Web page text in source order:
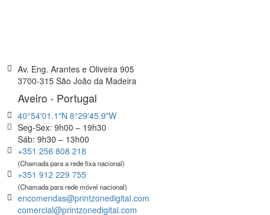
Av. Eng. Arantes e Oliveira 905
3700-315 São João da Madeira
Aveiro - Portugal
40°54'01.1"N 8°29'45.9"W
Seg-Sex: 9h00 – 19h30
Sáb: 9h30 – 13h00
+351 256 808 218
(Chamada para a rede fixa nacional)
+351 912 229 755
(Chamada para rede móvel nacional)
encomendas@printzonedigital.com
comercial@printzonedigital.com